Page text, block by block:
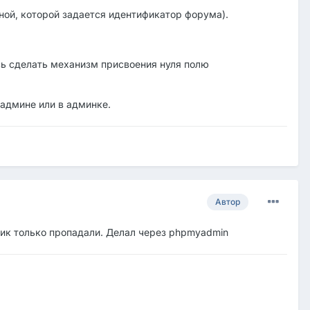
которой задается идентификатор форума).
сделать механизм присвоения нуля полю
или в админке.
Автор
только пропадали. Делал через phpmyadmin